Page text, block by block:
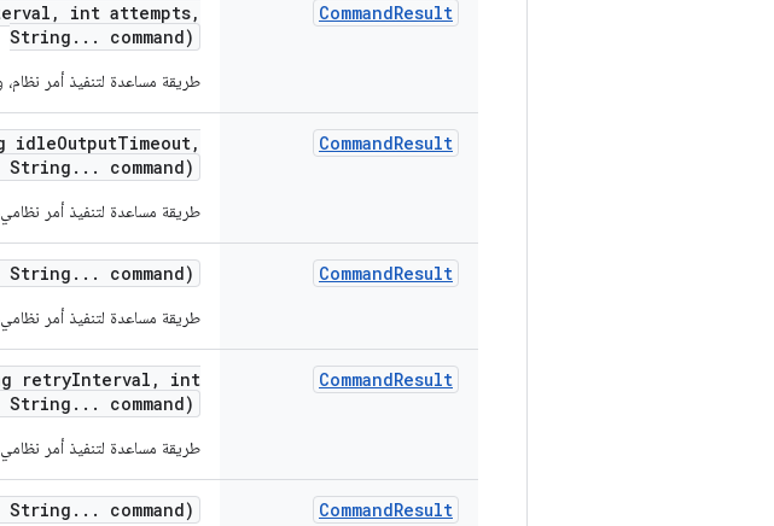
CommandResult
, int attempts,
String . . . command)
طريقة مساعدة لتنفيذ أمر
CommandResult
idleOutputTimeout,
String . . . command)
طريقة مساعدة لتنفيذ أمر
CommandResult
String . . . command)
طريقة مساعدة لتنفيذ أمر
CommandResult
retryInterval ,
int
String . . . command)
طريقة مساعدة لتنفيذ أمر
CommandResult
String . . . command)